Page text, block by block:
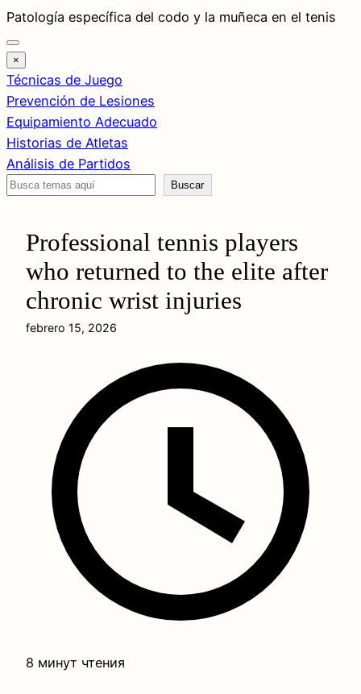
Saltar
al
contenido
Patología específica del codo y la muñeca en el tenis
×
Técnicas de Juego
Prevención de Lesiones
Equipamiento Adecuado
Historias de Atletas
Análisis de Partidos
Buscar
Buscar
Professional tennis players
who returned to the elite after
chronic wrist injuries
febrero 15, 2026
8 минут чтения